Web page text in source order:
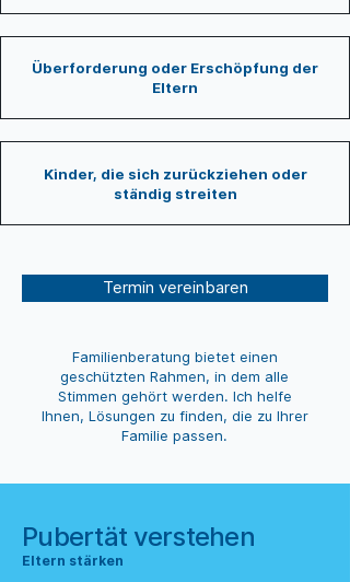
Überforderung oder Erschöpfung der
Eltern
Kinder, die sich zurückziehen oder
ständig streiten
Termin vereinbaren
Familienberatung bietet einen
geschützten Rahmen, in dem alle
Stimmen gehört werden. Ich helfe
Ihnen, Lösungen zu finden, die zu Ihrer
Familie passen.
Pubertät verstehen
Eltern stärken